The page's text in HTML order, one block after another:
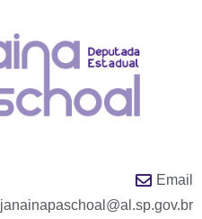
Email
janainapaschoal@al.sp.gov.br